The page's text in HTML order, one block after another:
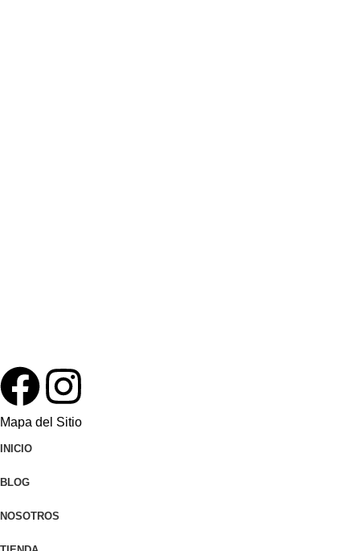
Mapa del Sitio
INICIO
BLOG
NOSOTROS